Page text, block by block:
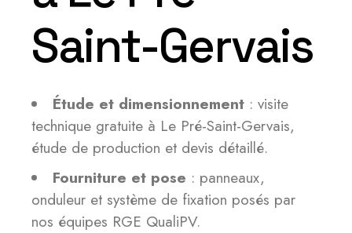
Saint-Gervais
Étude et dimensionnement : visite
technique gratuite à Le Pré-Saint-Gervais,
étude de production et devis détaillé.
Fourniture et pose : panneaux,
onduleur et système de fixation posés par
nos équipes RGE QualiPV.